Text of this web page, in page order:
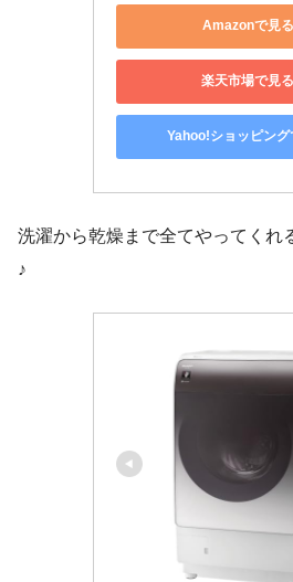
Amazonで見る
楽天市場で見る
Yahoo!ショッピング
洗濯から乾燥まで全てやってくれ
♪